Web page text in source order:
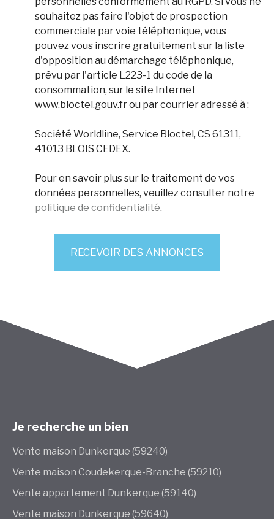
souhaitez pas faire l'objet de prospection
commerciale par voie téléphonique, vous
pouvez vous inscrire gratuitement sur la liste
d'opposition au démarchage téléphonique,
prévu par l'article L223-1 du code de la
consommation, sur le site Internet
www.bloctel.gouv.fr ou par courrier adressé à :
Société Worldline, Service Bloctel, CS 61311,
41013 BLOIS CEDEX.
Pour en savoir plus sur le traitement de vos
données personnelles, veuillez consulter notre
politique de confidentialité.
RECEVOIR DES ANNONCES
Je recherche un bien
Vente maison Dunkerque (59240)
Vente maison Coudekerque-Branche (59210)
Vente appartement Dunkerque (59140)
Vente maison Dunkerque (59640)